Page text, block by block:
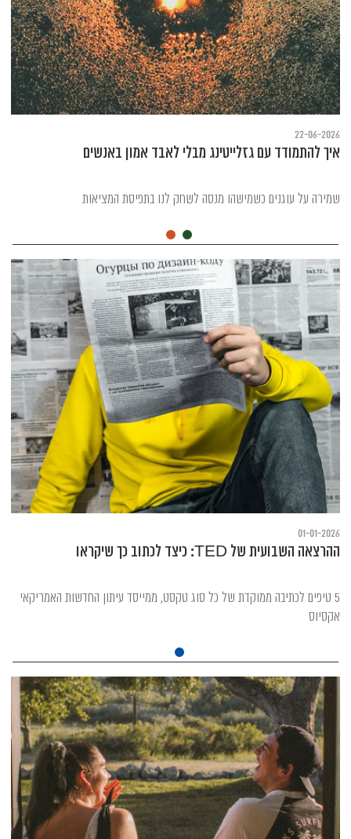
22-06-2026
איך להתמודד עם גזלייטינג מבלי לאבד אמון באנשים
שמירה על עוגנים כשמישהו מנסה לשחק לנו בתפיסת המציאות
01-01-2026
ההרצאה השבועית של TED: כיצד לכתוב כך שיקראו
5 טיפים לכתיבה ממוקדת של כל סוג טקסט, ממייסד עיתון החדשות האמריקאי
אקסיוס